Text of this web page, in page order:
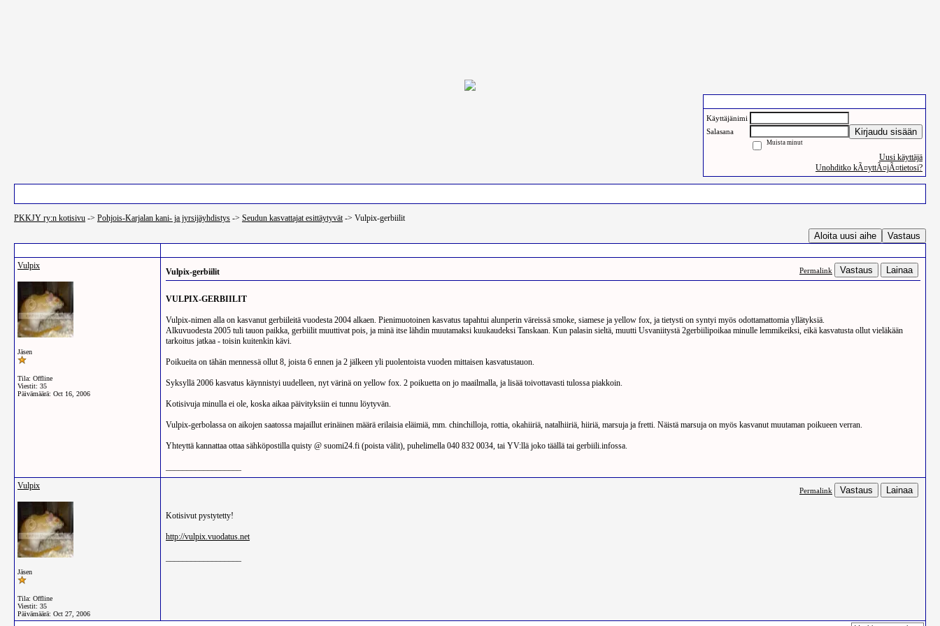
Käyttäjänimi
Salasana
Kirjaudu sisään
Muista minut
Uusi käyttäjä
Unohditko kÃ¤yttÃ¤jÃ¤tietosi?
PKKJY ry:n kotisivu -> Pohjois-Karjalan kani- ja jyrsijäyhdistys -> Seudun kasvattajat esittäytyvät-> Vulpix-gerbiilit
Aloita uusi aihe Vastaus
Vulpix
Jäsen
Tila: Offline
Viestit: 35
Päivämäärä: Oct 16, 2006
Vulpix-gerbiilit Permalink Vastaus Lainaa
VULPIX-GERBIILIT
Vulpix-nimen alla on kasvanut gerbiileitä vuodesta 2004 alkaen. Pienimuotoinen kasvatus tapahtui alunperin väreissä smoke, siamese ja yellow fox, ja tietysti on syntyi myös odottamattomia yllätyksiä.
Alkuvuodesta 2005 tuli tauon paikka, gerbiilit muuttivat pois, ja minä itse lähdin muutamaksi kuukaudeksi Tanskaan. Kun palasin sieltä, muutti Usvaniitystä 2gerbiilipoikaa minulle lemmikeiksi, eikä kasvatusta ollut vieläkään
tarkoitus jatkaa - toisin kuitenkin kävi.
Poikueita on tähän mennessä ollut 8, joista 6 ennen ja 2 jälkeen yli puolentoista vuoden mittaisen kasvatustauon.
Syksyllä 2006 kasvatus käynnistyi uudelleen, nyt värinä on yellow fox. 2 poikuetta on jo maailmalla, ja lisää toivottavasti tulossa piakkoin.
Kotisivuja minulla ei ole, koska aikaa päivityksiin ei tunnu löytyvän.
Vulpix-gerbolassa on aikojen saatossa majaillut erinäinen määrä erilaisia eläimiä, mm. chinchilloja, rottia, okahiiriä, natalhiiriä, hiiriä, marsuja ja fretti. Näistä marsuja on myös kasvanut muutaman poikueen verran.
Yhteyttä kannattaa ottaa sähköpostilla quisty @ suomi24.fi (poista välit), puhelimella 040 832 0034, tai YV:llä joko täällä tai gerbiili.infossa.
Vulpix
Jäsen
Tila: Offline
Viestit: 35
Päivämäärä: Oct 27, 2006
Permalink Vastaus Lainaa
Kotisivut pystytetty!
http://vulpix.vuodatus.net